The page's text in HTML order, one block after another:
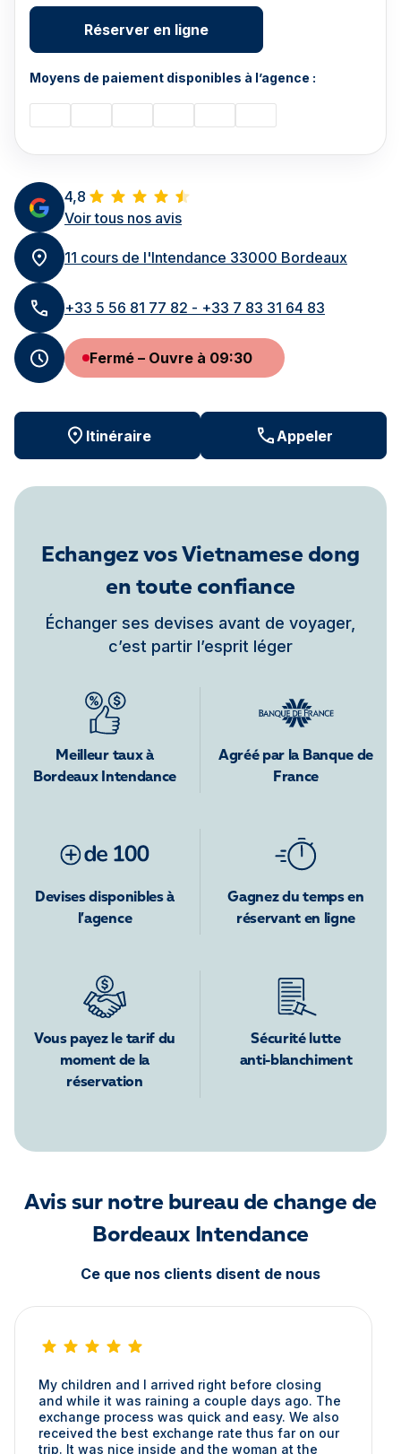
4,8
Voir tous nos avis
11 cours de l'Intendance 33000 Bordeaux
+33 5 56 81 77 82 - +33 7 83 31 64 83
Fermé – Ouvre à 09:30
Itinéraire Appeler
Réserver en ligne
Moyens de paiement disponibles à l’agence :
Echangez vos Vietnamese dong
en toute confiance
Échanger ses devises avant de voyager,
c’est partir l’esprit léger
Meilleur taux à
Bordeaux Intendance
Agréé par la Banque de
France
Devises disponibles à
l’agence
Gagnez du temps en
réservant en ligne
Vous payez le tarif du
moment de la
réservation
Sécurité lutte
anti-blanchiment
Avis sur notre bureau de change de
Bordeaux Intendance
Ce que nos clients disent de nous
My children and I arrived right before closing
and while it was raining a couple days ago. The
exchange process was quick and easy. We also
received the best exchange rate thus far on our
trip. It was nice inside and the woman at the